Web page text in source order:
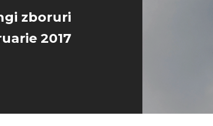
zboruri
2017